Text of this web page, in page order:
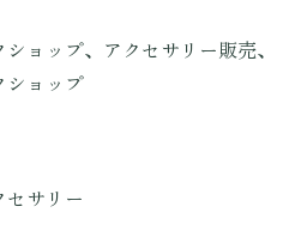
ョップ、アクセサリー販売、
ショップ
サリー